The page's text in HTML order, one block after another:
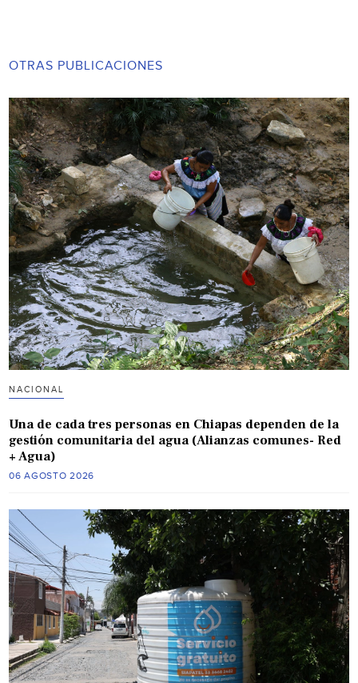
OTRAS PUBLICACIONES
NACIONAL
Una de cada tres personas en Chiapas dependen de la
gestión comunitaria del agua (Alianzas comunes- Red
+ Agua)
06 AGOSTO 2026